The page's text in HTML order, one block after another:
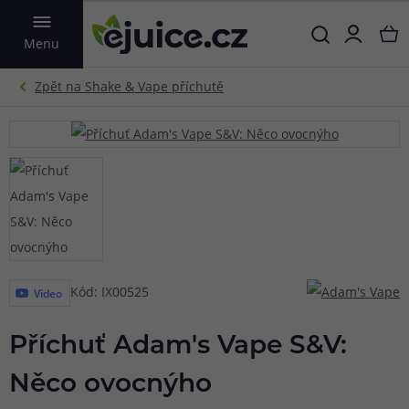
Menu
VYHLEDAT
Video Kód: IX00525
Příchuť Adam's Vape S&V:
Něco ovocnýho